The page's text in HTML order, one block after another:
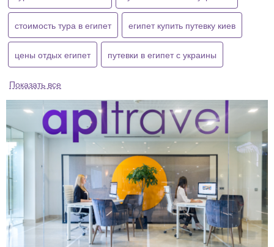
стоимость тура в египет египет купить путевку киев
цены отдых египет путевки в египет с украины
Показать все